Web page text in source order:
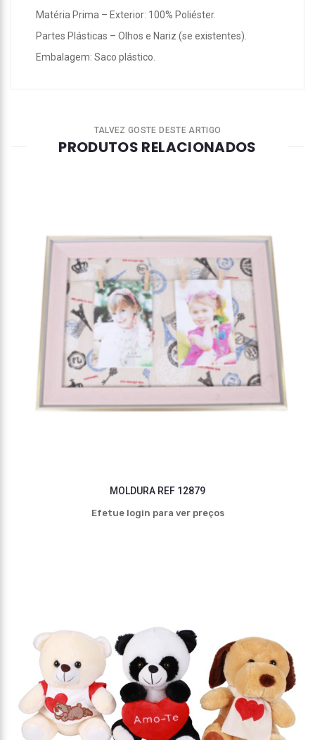
Matéria Prima – Exterior: 100% Poliéster.
Partes Plásticas – Olhos e Nariz (se existentes).
Embalagem: Saco plástico.
TALVEZ GOSTE DESTE ARTIGO
PRODUTOS RELACIONADOS
MOLDURA REF 12879
Efetue login para ver preços